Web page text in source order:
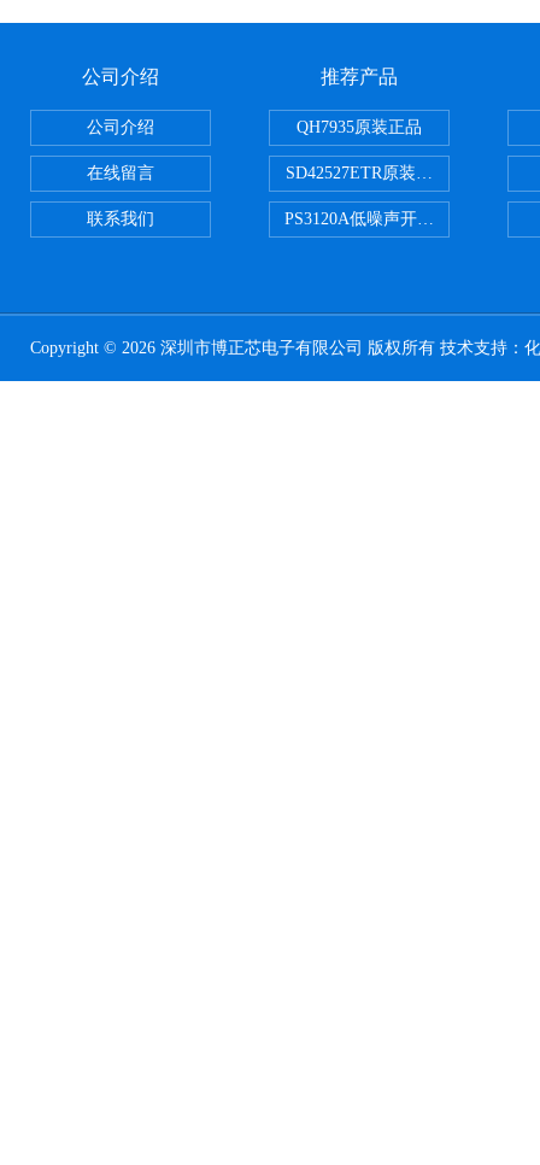
公司介绍
公司介绍
在线留言
联系我们
推荐产品
QH7935原装正品
SD42527ETR原装正品
PS3120A低噪声开关电容器原装正
Copyright © 2026 深圳市博正芯电子有限公司 版权所有 技术支持：